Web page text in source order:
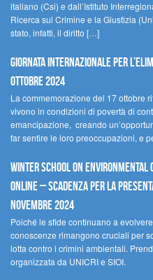
italiano (Csi) e dall’Istituto
Ricerca sul Crimine e la Giustizia
stato, infatti, il diritto […]
Giornata internazionale per
ottobre 2024
La commemorazione del 17 ottobre
vivono in condizioni di povertà di
emancipazione, creando
far sentire le loro preoccupazioni, e
Winter School on Environmental
Online – Scadenza per la
novembre 2024
Poiché le sfide continuano a
conoscenze rimangono cruciali per
lotta contro i crimini ambientali.
organizzata da UNICRI e SIOI.